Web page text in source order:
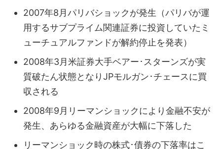
2007年8月パリバショックが発生（パリバが運
用するサブプライム関連証券に投資していたミ
ューチュアルファンドが解約停止を発表）
2008年3月米証券大手ベアー･スターンズが実
質破たん状態となりJPモルガン･チェースに買
収される
2008年9月リーマンショックにより金融不安が
発生、あらゆる金融資産が大幅に下落した
リーマンショック時の株式･債券の下落率はこ